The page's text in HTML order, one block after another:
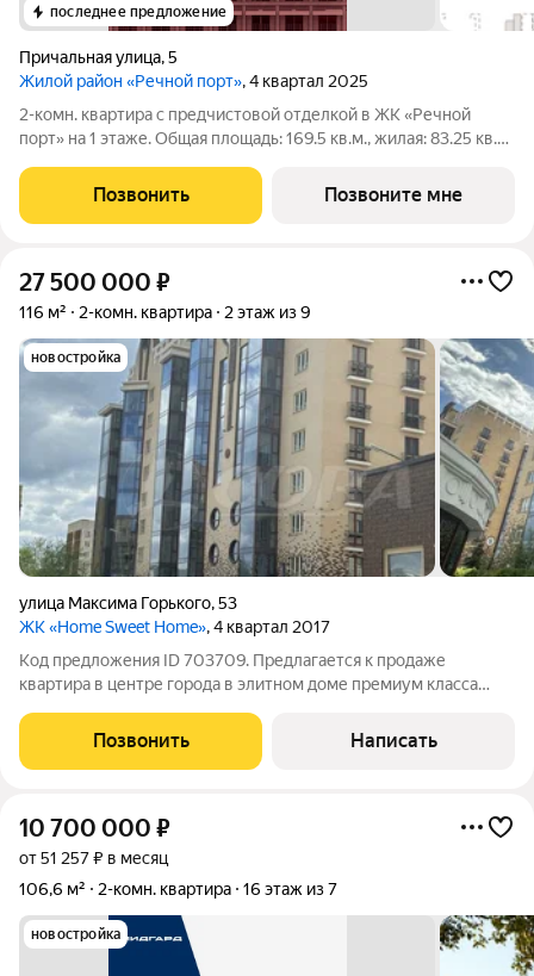
последнее предложение
Причальная улица,5
Жилой район «Речной порт», 4 квартал 2025
2-комн. квартира с предчистовой отделкой в ЖК «Речной
порт» на 1 этаже. Общая площадь: 169.5 кв.м., жилая: 83.25 кв.м.
спальней в жилом районе «Речной порт». Особенности
планировки: вид во
Позвонить Позвоните мне
27 500 000 ₽
116 м² 2-комн. квартира 2 этаж из 9
новостройка
улица Максима Горького,53
ЖК «Home Sweet Home», 4 квартал 2017
Код предложения ID 703709. Предлагается к продаже
квартира в центре города в элитном доме премиум класса
по индивидуальному проекту с использованием дорогих и
качественных материалов,
Позвонить Написать
10 700 000 ₽
от 51 257 ₽ в месяц
106,6 м²
2-комн. квартира 16 этаж из 7
новостройка